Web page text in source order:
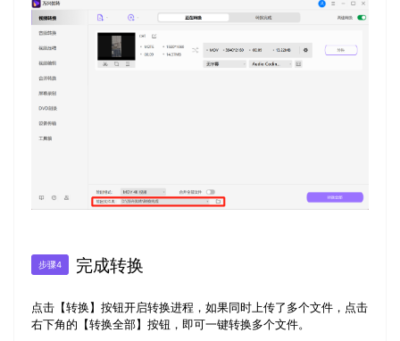
步骤4 完成转换
点击【转换】按钮开启转换进程，如果同时上传了多个文件，点击
右下角的【转换全部】按钮，即可一键转换多个文件。